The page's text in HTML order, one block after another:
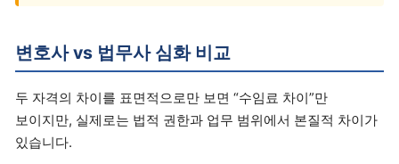
변호사 vs 법무사 심화 비교
두 자격의 차이를 표면적으로만 보면 “수임료 차이”만
보이지만, 실제로는 법적 권한과 업무 범위에서 본질적 차이가
있습니다.